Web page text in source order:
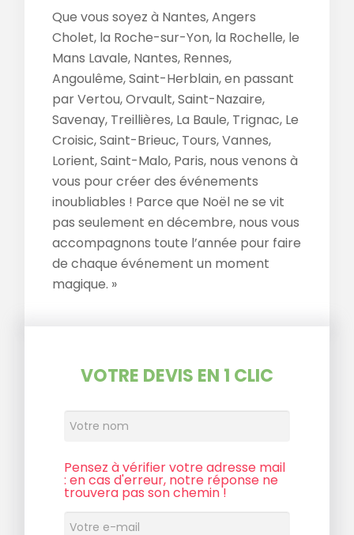
Que vous soyez à Nantes, Angers
Cholet, la Roche-sur-Yon, la Rochelle, le
Mans Lavale, Nantes, Rennes,
Angoulême, Saint-Herblain, en passant
par Vertou, Orvault, Saint-Nazaire,
Savenay, Treillières, La Baule, Trignac, Le
Croisic, Saint-Brieuc, Tours, Vannes,
Lorient, Saint-Malo, Paris, nous venons à
vous pour créer des événements
inoubliables ! Parce que Noël ne se vit
pas seulement en décembre, nous vous
accompagnons toute l’année pour faire
de chaque événement un moment
magique. »
VOTRE DEVIS EN 1 CLIC
Pensez à vérifier votre adresse mail
: en cas d'erreur, notre réponse ne
trouvera pas son chemin !